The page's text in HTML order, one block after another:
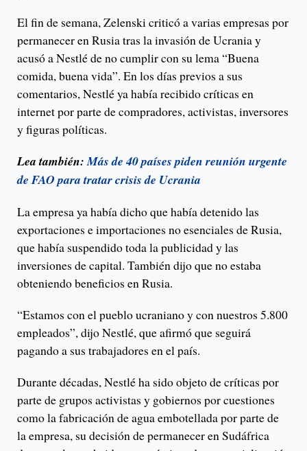
El fin de semana, Zelenski criticó a varias empresas por
permanecer en Rusia tras la invasión de Ucrania y
acusó a Nestlé de no cumplir con su lema “Buena
comida, buena vida”. En los días previos a sus
comentarios, Nestlé ya había recibido críticas en
internet por parte de compradores, activistas, inversores
y figuras políticas.
Lea también:Más de 40 países piden reunión urgente
de FAO para tratar crisis de Ucrania
La empresa ya había dicho que había detenido las
exportaciones e importaciones no esenciales de Rusia,
que había suspendido toda la publicidad y las
inversiones de capital. También dijo que no estaba
obteniendo beneficios en Rusia.
“Estamos con el pueblo ucraniano y con nuestros 5.800
empleados”, dijo Nestlé, que afirmó que seguirá
pagando a sus trabajadores en el país.
Durante décadas, Nestlé ha sido objeto de críticas por
parte de grupos activistas y gobiernos por cuestiones
como la fabricación de agua embotellada por parte de
la empresa, su decisión de permanecer en Sudáfrica